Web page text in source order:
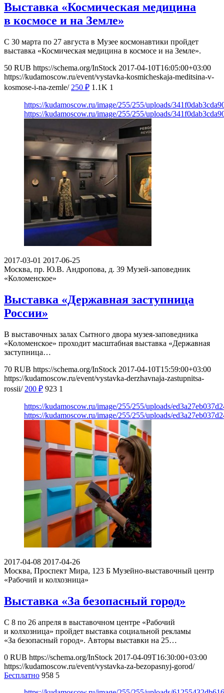
Выставка «Космическая медицина
в космосе и на Земле»
С 30 марта по 27 августа в Музее космонавтики пройдет
выставка «Космическая медицина в космосе и на Земле».
50 RUB https://schema.org/InStock 2017-04-10T16:05:00+03:00
https://kudamoscow.ru/event/vystavka-kosmicheskaja-meditsina-v-
kosmose-i-na-zemle/ 250 ₽ 1.1K 1
https://kudamoscow.ru/image/255/255/uploads/
https://kudamoscow.ru/image/255/255/uploads/
2017-03-01 2017-06-25
Москва, пр. Ю.В. Андропова, д. 39 Музей-заповедник
«Коломенское»
Выставка «Державная заступница
России»
В выставочных залах Сытного двора музея-заповедника
«Коломенское» проходит масштабная выставка «Державная
заступница…
70 RUB https://schema.org/InStock 2017-04-10T15:59:00+03:00
https://kudamoscow.ru/event/vystavka-derzhavnaja-zastupnitsa-
rossii/ 200 ₽ 923 1
https://kudamoscow.ru/image/255/255/uploads/
https://kudamoscow.ru/image/255/255/uploads/
2017-04-08 2017-04-26
Москва, Проспект Мира, 123 Б Музейно-выставочный центр
«Рабочий и колхозница»
Выставка «За безопасный город»
С 8 по 26 апреля в выставочном центре «Рабочий
и колхозница» пройдет выставка социальной рекламы
«За безопасный город». Авторы выставки на 25…
0 RUB https://schema.org/InStock 2017-04-09T16:30:00+03:00
https://kudamoscow.ru/event/vystavka-za-bezopasnyj-gorod/
Бесплатно 958 5